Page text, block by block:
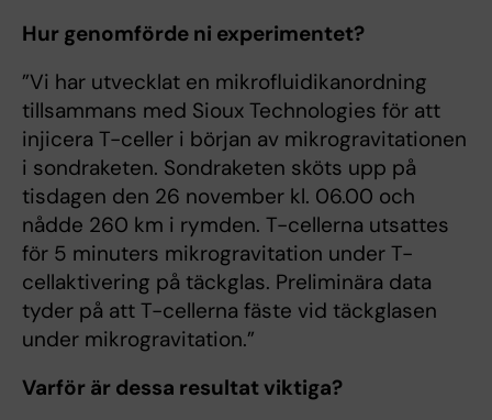
Hur genomförde ni experimentet?
”Vi har utvecklat en mikrofluidikanordning
tillsammans med Sioux Technologies för att
injicera T-celler i början av mikrogravitationen
i sondraketen. Sondraketen sköts upp på
tisdagen den 26 november kl. 06.00 och
nådde 260 km i rymden. T-cellerna utsattes
för 5 minuters mikrogravitation under T-
cellaktivering på täckglas. Preliminära data
tyder på att T-cellerna fäste vid täckglasen
under mikrogravitation.”
Varför är dessa resultat viktiga?